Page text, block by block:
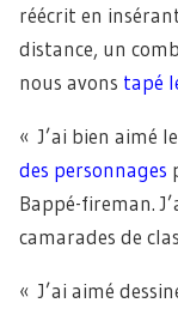
réécrit en
distance, un
nous avons tapé
« J’ai bien aimé
des personnages
Bappé-fireman.
camarades de
« J’ai aimé